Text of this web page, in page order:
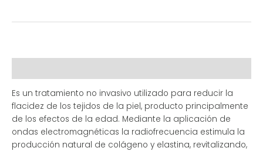
Es un tratamiento no invasivo utilizado para reducir la
flacidez de los tejidos de la piel, producto principalmente
de los efectos de la edad. Mediante la aplicación de
ondas electromagnéticas la radiofrecuencia estimula la
producción natural de colágeno y elastina, revitalizando,